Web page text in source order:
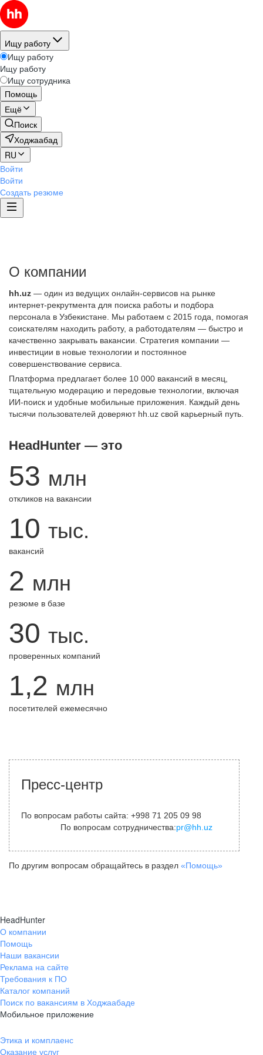
Ищу работу
Ищу работу
Ищу работу
Ищу сотрудника
Помощь
Ещё
Поиск
Ходжаабад
RU
Войти
Войти
Создать резюме
О компании
hh.uz — один из ведущих онлайн-сервисов на рынке
интернет-рекрутмента для поиска работы и подбора
персонала в Узбекистане. Мы работаем с 2015 года, помогая
соискателям находить работу, а работодателям — быстро и
качественно закрывать вакансии. Стратегия компании —
инвестиции в новые технологии и постоянное
совершенствование сервиса.
Платформа предлагает более 10 000 вакансий в месяц,
тщательную модерацию и передовые технологии, включая
ИИ-поиск и удобные мобильные приложения. Каждый день
тысячи пользователей доверяют hh.uz свой карьерный путь.
HeadHunter — это
53 млн
откликов на вакансии
10 тыс.
вакансий
2 млн
резюме в базе
30 тыс.
проверенных компаний
1,2 млн
посетителей ежемесячно
Пресс-центр
По вопросам работы сайта: +998 71 205 09 98
По вопросам сотрудничества:pr@hh.uz
По другим вопросам обращайтесь в раздел «Помощь»
HeadHunter
О компании
Помощь
Наши вакансии
Реклама на сайте
Требования к ПО
Каталог компаний
Поиск по вакансиям в Ходжаабаде
Мобильное приложение
Этика и комплаенс
Оказание услуг